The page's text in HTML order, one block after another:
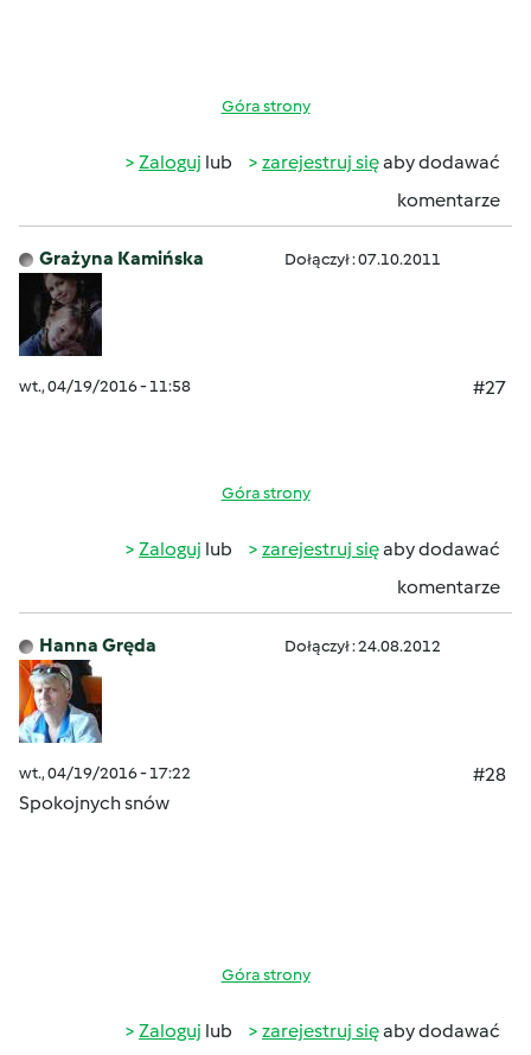
Góra strony
Zaloguj lub zarejestruj sięaby dodawać
komentarze
Grażyna Kamińska Dołączył : 07.10.2011
wt., 04/19/2016 - 11:58 #27
Góra strony
Zaloguj lub zarejestruj sięaby dodawać
komentarze
Hanna Gręda Dołączył : 24.08.2012
wt., 04/19/2016 - 17:22
#28
Spokojnych snów
Góra strony
Zaloguj lub zarejestruj sięaby dodawać